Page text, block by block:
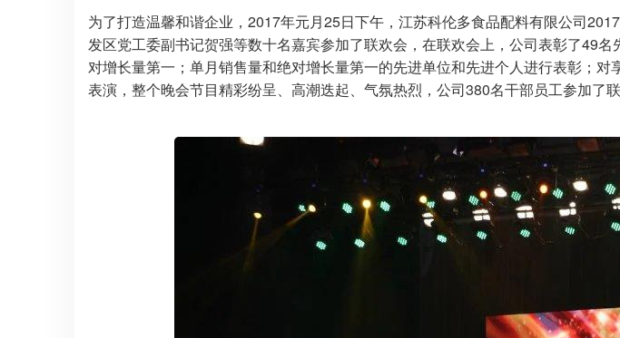
为了打造温馨和谐企业，2017年元月25日下午，江苏科伦多食品配料有限公司
发区党工委副书记贺强等数十名嘉宾参加了联欢会，在联欢会上，公司表彰了49
对增长量第一；单月销售量和绝对增长量第一的先进单位和先进个人进行表彰；
表演，整个晚会节目精彩纷呈、高潮迭起、气氛热烈，公司380名干部员工参加了联